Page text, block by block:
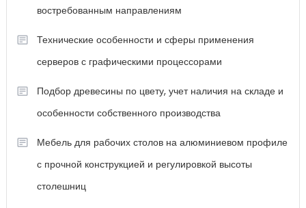
востребованным направлениям
Технические особенности и сферы применения
серверов с графическими процессорами
Подбор древесины по цвету, учет наличия на складе и
особенности собственного производства
Мебель для рабочих столов на алюминиевом профиле
с прочной конструкцией и регулировкой высоты
столешниц